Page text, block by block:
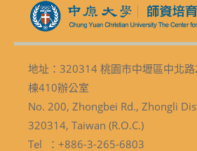
地址：320314 桃園市中壢區中北
棟410辦公室
No. 200, Zhongbei Rd., Zhongli
320314, Taiwan (R.O.C.)
Tel ：+886-3-265-6803